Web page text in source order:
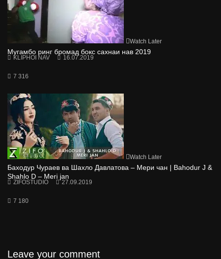
Watch Later
Мугамбо ринг бромад бокс сахнаи нав 2019
KLIPHOI NAV 16.07.2019
7 316
Watch Later
Баходур Чураев ва Шахло Давлатова – Мери чан | Bahodur J &
Shahlo D – Meri jan
ZIFOSTUDIO 27.09.2019
7 180
Leave your comment